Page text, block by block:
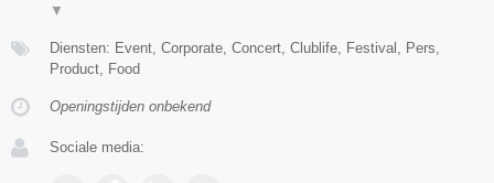
▼
Diensten: Event, Corporate, Concert, Clublife, Festival, Pers,
Product, Food
Openingstijden onbekend
Sociale media: